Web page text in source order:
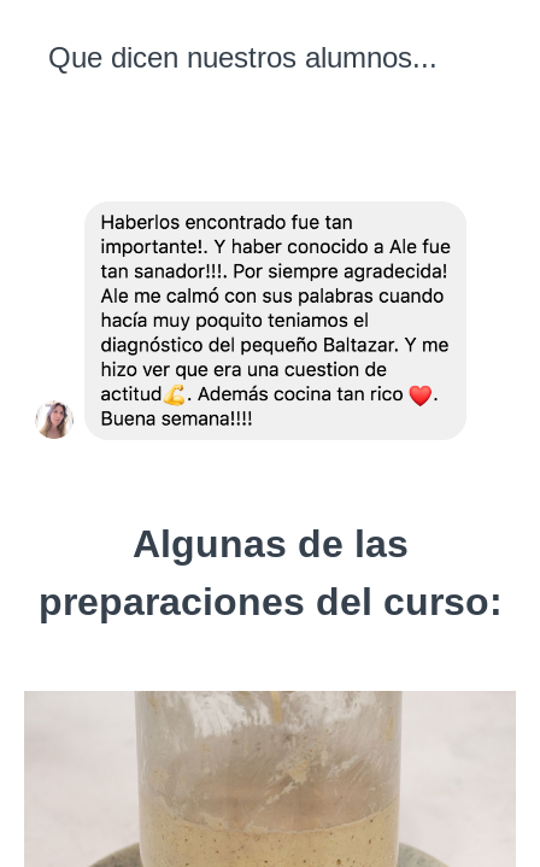
Que dicen nuestros alumnos...
Algunas de las
preparaciones del curso: